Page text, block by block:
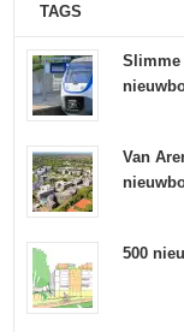
TAGS
Slimme
Van
500